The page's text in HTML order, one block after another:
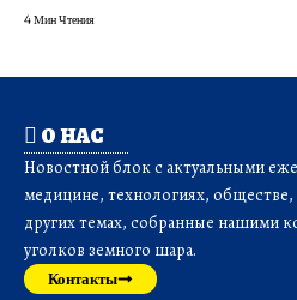
4 Мин Чтения
О НАС
Новостной блок с актуальными
медицине, технологиях,
других темах, собранные нашими
уголков земного шара.
Контакты